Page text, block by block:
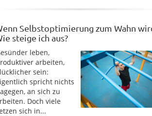
Selbstoptimierung zum Wahn
steige ich aus?
leben,
arbeiten,
sein:
spricht nichts
an sich zu
Doch viele
sich in...